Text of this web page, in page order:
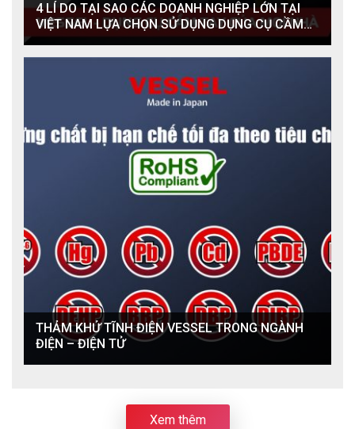
4 LÍ DO TẠI SAO CÁC DOANH NGHIỆP LỚN TẠI
VIỆT NAM LỰA CHỌN SỬ DỤNG DỤNG CỤ CẦM
TAY CƠ KHÍ THƯƠNG HIỆU VESSEL
THẢM KHỬ TĨNH ĐIỆN VESSEL TRONG NGÀNH
ĐIỆN – ĐIỆN TỬ
Xem thêm